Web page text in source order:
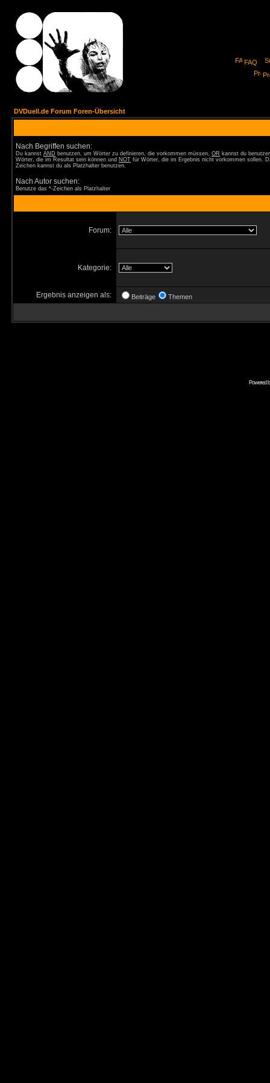
FAQ
DVDuell.de Forum Foren-Übersicht
Nach Begriffen suchen:
Du kannst AND benutzen, um Wörter zu definieren, die vorkommen müssen, OR kannst du
Wörter, die im Resultat sein können und NOT für Wörter, die im Ergebnis nicht vorkommen sollen.
Zeichen kannst du als Platzhalter benutzen.
Nach Autor suchen:
Benutze das *-Zeichen als Platzhalter
Forum:
Kategorie:
Ergebnis anzeigen als: Beiträge Themen
Powered